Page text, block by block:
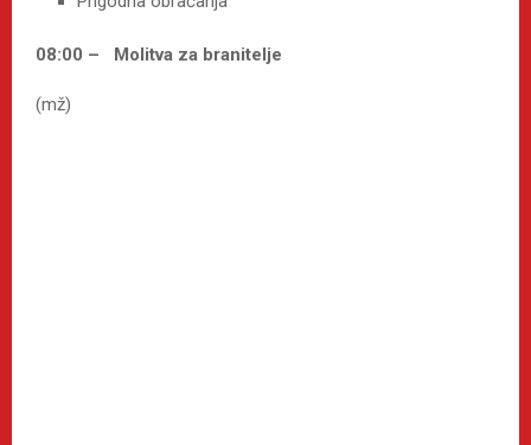
08:00 – Molitva za branitelje
(mž)